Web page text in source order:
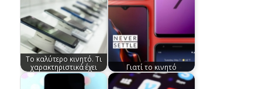
Το καλύτερο κινητό. Τι
χαρακτηριστικά έχει
Γιατί το κινητό